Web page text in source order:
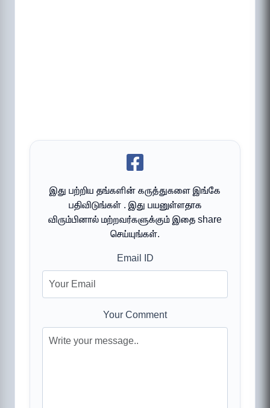
இது பற்றிய தங்களின் கருத்துகளை இங்கே
பதிவிடுங்கள் . இது பயனுள்ளதாக
விரும்பினால் மற்றவர்களுக்கும் இதை share
செய்யுங்கள்.
Email ID
Your Comment